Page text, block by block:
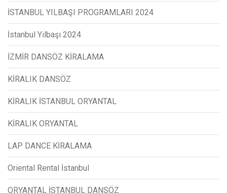
İSTANBUL YILBAŞI PROGRAMLARI 2024
İstanbul Yılbaşı 2024
İZMİR DANSÖZ KİRALAMA
KİRALIK DANSÖZ
KİRALIK İSTANBUL ORYANTAL
KİRALIK ORYANTAL
LAP DANCE KİRALAMA
Oriental Rental İstanbul
ORYANTAL İSTANBUL DANSÖZ